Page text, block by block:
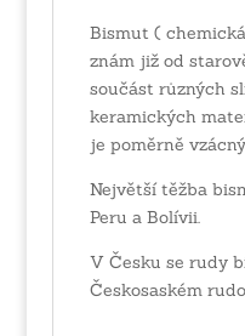
Bismut (
znám již od
součást různých
keramických
je poměrně
Největší těžba
Peru a Bolívii.
V Česku se rudy
Českosaském